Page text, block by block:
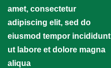
amet, consectetur
adipiscing elit, sed do
eiusmod tempor incididunt
ut labore et dolore magna
aliqua